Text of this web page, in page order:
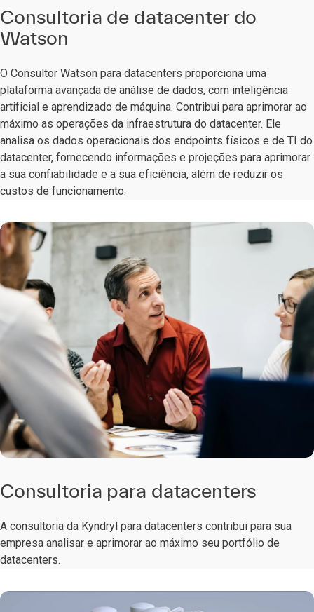
Consultoria de datacenter do
Watson
O Consultor Watson para datacenters proporciona uma
plataforma avançada de análise de dados, com inteligência
artificial e aprendizado de máquina. Contribui para aprimorar ao
máximo as operações da infraestrutura do datacenter. Ele
analisa os dados operacionais dos endpoints físicos e de TI do
datacenter, fornecendo informações e projeções para aprimorar
a sua confiabilidade e a sua eficiência, além de reduzir os
custos de funcionamento.
Consultoria para datacenters
A consultoria da Kyndryl para datacenters contribui para sua
empresa analisar e aprimorar ao máximo seu portfólio de
datacenters.